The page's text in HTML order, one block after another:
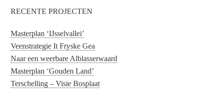
RECENTE PROJECTEN
Masterplan ‘IJsselvallei’
Veenstrategie It Fryske Gea
Naar een weerbare Alblasserwaard
Masterplan ‘Gouden Land’
Terschelling – Visie Bosplaat